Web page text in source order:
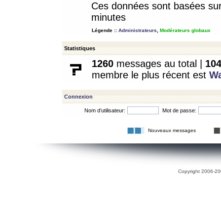
Ces données sont basées
minutes
Légende :: Administrateurs Modérateurs globaux
Statistiques
1260 messages au total | 104
membre le plus récent est
Connexion
Nom d’utilisateur: Mot de passe:
Nouveaux messages
Copyright 2006-